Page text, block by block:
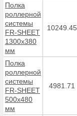
Полка
роллерной
системы
FR-SHEET
1300х380
мм
10249.45
Полка
роллерной
системы
FR-SHEET
500х480
мм
4981.71